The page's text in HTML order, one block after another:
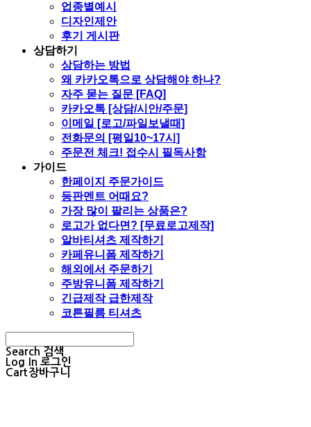
업종별예시
디자인제안
후기 게시판
상담하기
상담하는 방법
왜 카카오톡으로 상담해야 하나?
자주 묻는 질문 [FAQ]
카카오톡 [상담/시안/주문]
이메일 [로고/파일보낼때]
전화문의 [평일10~17시]
주문전 체크! 접수시 필독사항
가이드
한페이지 주문가이드
등판멘트 어때요?
가장 많이 팔리는 상품은?
로고가 없다면? [무료로고제작]
알바티셔츠 제작하기
카페유니폼 제작하기
해외에서 주문하기
주방유니폼 제작하기
긴급제작 급한제작
코튼필름 티셔츠
Search 검색
Log In 로그인
Cart장바구니